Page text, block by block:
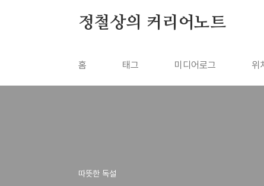
정철상의 커리어노트
홈 태그 미디어로그 위
따뜻한 독설